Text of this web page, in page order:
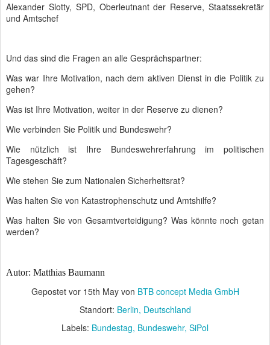
Alexander Slotty, SPD, Oberleutnant der Reserve, Staatssekretär
und Amtschef
Und das sind die Fragen an alle Gesprächspartner:
Was war Ihre Motivation, nach dem aktiven Dienst in die Politik zu
gehen?
Was ist Ihre Motivation, weiter in der Reserve zu dienen?
Wie verbinden Sie Politik und Bundeswehr?
Wie nützlich ist Ihre Bundeswehrerfahrung im politischen
Tagesgeschäft?
Wie stehen Sie zum Nationalen Sicherheitsrat?
Was halten Sie von Katastrophenschutz und Amtshilfe?
Was halten Sie von Gesamtverteidigung? Was könnte noch getan
werden?
Autor: Matthias Baumann
Gepostet vor 15th Mayvon BTB concept Media GmbH
Standort: Berlin, Deutschland
Labels: Bundestag Bundeswehr SiPol